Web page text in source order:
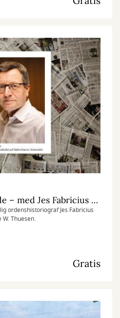
Go' morgen Roskilde – med Jes Fabricius Møller
ordenshistoriograf Jes Fabricius
Thuesen.
Gratis